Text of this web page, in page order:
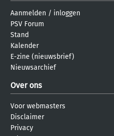
Aanmelden / inloggen
PSV Forum
Stand
Kalender
E-zine (nieuwsbrief)
Nieuwsarchief
Over ons
Voor webmasters
Disclaimer
Privacy